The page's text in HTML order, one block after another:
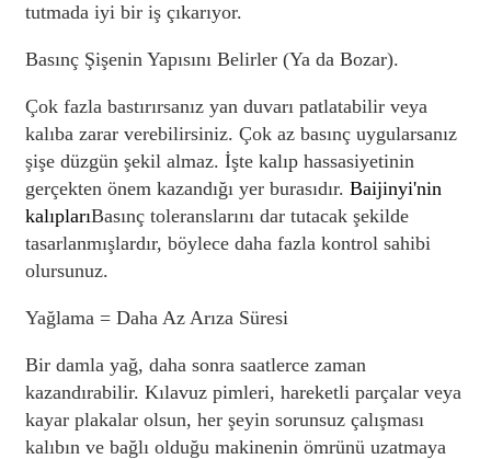
tutmada iyi bir iş çıkarıyor.
Basınç Şişenin Yapısını Belirler (Ya da Bozar).
Çok fazla bastırırsanız yan duvarı patlatabilir veya
kalıba zarar verebilirsiniz. Çok az basınç uygularsanız
şişe düzgün şekil almaz. İşte kalıp hassasiyetinin
gerçekten önem kazandığı yer burasıdır. Baijinyi'nin
kalıplarıBasınç toleranslarını dar tutacak şekilde
tasarlanmışlardır, böylece daha fazla kontrol sahibi
olursunuz.
Yağlama = Daha Az Arıza Süresi
Bir damla yağ, daha sonra saatlerce zaman
kazandırabilir. Kılavuz pimleri, hareketli parçalar veya
kayar plakalar olsun, her şeyin sorunsuz çalışması
kalıbın ve bağlı olduğu makinenin ömrünü uzatmaya